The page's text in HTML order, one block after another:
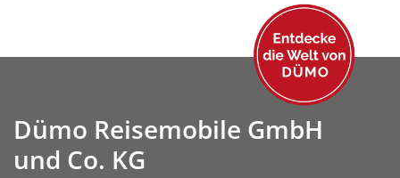
Dümo Reisemobile GmbH
und Co. KG